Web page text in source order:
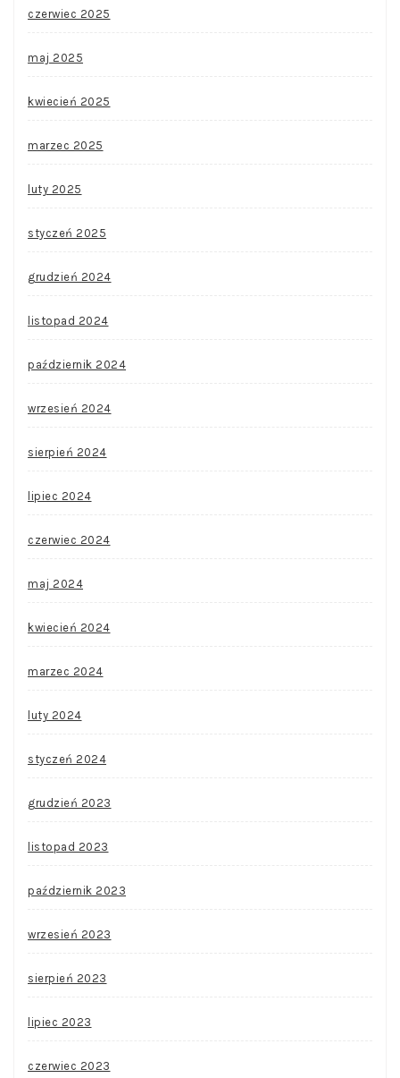
czerwiec 2025
maj 2025
kwiecień 2025
marzec 2025
luty 2025
styczeń 2025
grudzień 2024
listopad 2024
październik 2024
wrzesień 2024
sierpień 2024
lipiec 2024
czerwiec 2024
maj 2024
kwiecień 2024
marzec 2024
luty 2024
styczeń 2024
grudzień 2023
listopad 2023
październik 2023
wrzesień 2023
sierpień 2023
lipiec 2023
czerwiec 2023